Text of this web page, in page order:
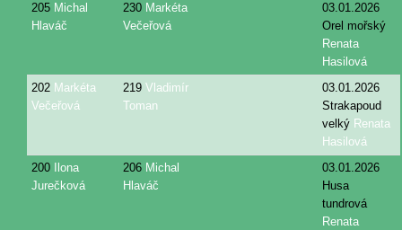
205 Michal
Hlaváč
230 Markéta
Večeřová
03.01.2026
Orel mořský
Renata
Hasilová
202 Markéta
Večeřová
219 Vladimír
Toman
03.01.2026
Strakapoud
velký Renata
Hasilová
200
Ilona
Jurečková
206 Michal
Hlaváč
03.01.2026
Husa
tundrová
Renata